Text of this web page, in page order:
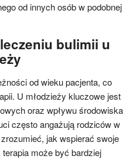
od innych osób w podobnej
bulimii u
od wieku pacjenta, co
U młodzieży kluczowe jest
oraz wpływu środowiska
często angażują rodziców w
jak wspierać swoje
może być bardziej